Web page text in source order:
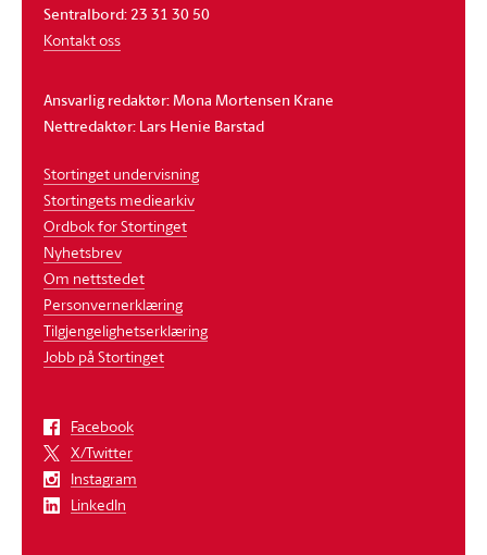
Sentralbord: 23 31 30 50
Kontakt oss
Ansvarlig redaktør: Mona Mortensen Krane
Nettredaktør: Lars Henie Barstad
Stortinget undervisning
Stortingets mediearkiv
Ordbok for Stortinget
Nyhetsbrev
Om nettstedet
Personvernerklæring
Tilgjengelighetserklæring
Jobb på Stortinget
Facebook
X/Twitter
Instagram
LinkedIn